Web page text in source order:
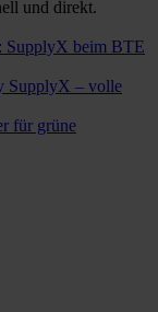
und direkt.
SupplyX beim BTE
SupplyX – volle
für grüne